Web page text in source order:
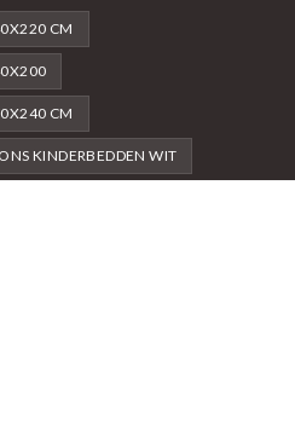
CM
CM
KINDERBEDDEN WIT